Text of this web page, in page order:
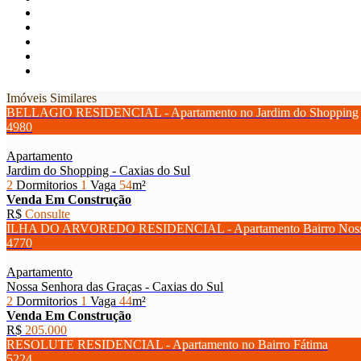
Imóveis Similares
BELLAGIO RESIDENCIAL - Apartamento no Jardim do Shopping
4980
Apartamento
Jardim do Shopping - Caxias do Sul
2 Dormitorios 1 Vaga 54m²
Venda Em Construção
R$ Consulte
ILHA DO ARVOREDO RESIDENCIAL - Apartamento Bairro
4770
Apartamento
Nossa Senhora das Graças - Caxias do Sul
2 Dormitorios 1 Vaga 44m²
Venda Em Construção
R$ 205.000
RESOLUTE RESIDENCIAL - Apartamento no Bairro Fátima